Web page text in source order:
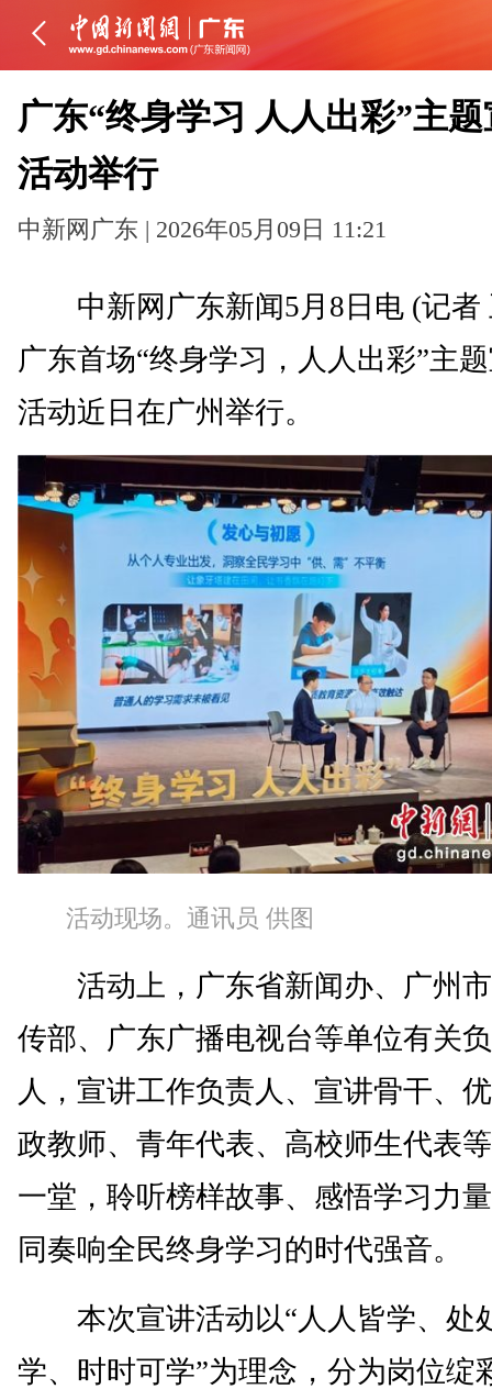
广东“终身学习 人人出彩”主
活动举行
中新网广东 | 2026年05月09日 11:21
中新网广东新闻5月8日电 (记者
广东首场“终身学习，人人出彩”主
活动近日在广州举行。
活动现场。通讯员 供图
活动上，广东省新闻办、广州
传部、广东广播电视台等单位有关
人，宣讲工作负责人、宣讲骨干、
政教师、青年代表、高校师生代表
一堂，聆听榜样故事、感悟学习力
同奏响全民终身学习的时代强音。
本次宣讲活动以“人人皆学、处
学、时时可学”为理念，分为岗位绽